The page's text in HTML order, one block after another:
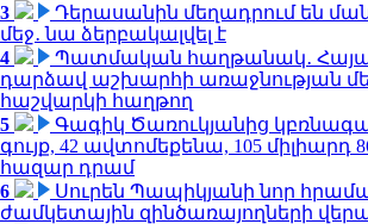
3
Դերասանին մեղադրում են
մեջ․ նա ձերբակալվել է
4
Պատմական հաղթանակ․
դարձավ աշխարհի առաջնության
հաշվարկի հաղթող
5
Գագիկ Ծառուկյանից
գույք, 42 ավտոմեքենա, 105 միլիարդ
հազար դրամ
6
Սուրեն Պապիկյանի նոր
ժամկետային զինծառայողների